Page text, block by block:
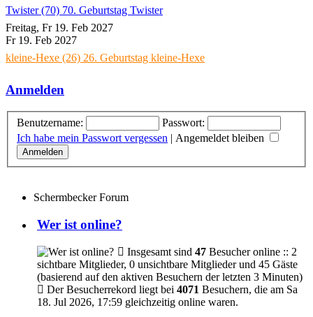
Twister (70) 70. Geburtstag Twister
Freitag, Fr 19. Feb 2027
Fr 19. Feb 2027
kleine-Hexe (26) 26. Geburtstag kleine-Hexe
Anmelden
Benutzername:
Passwort:
Ich habe mein Passwort vergessen | Angemeldet bleiben
Schermbecker Forum
Wer ist online?
Insgesamt sind 47 Besucher online :: 2
sichtbare Mitglieder, 0 unsichtbare Mitglieder und 45 Gäste
(basierend auf den aktiven Besuchern der letzten 3 Minuten)
Der Besucherrekord liegt bei 4071 Besuchern, die am Sa
18. Jul 2026, 17:59 gleichzeitig online waren.